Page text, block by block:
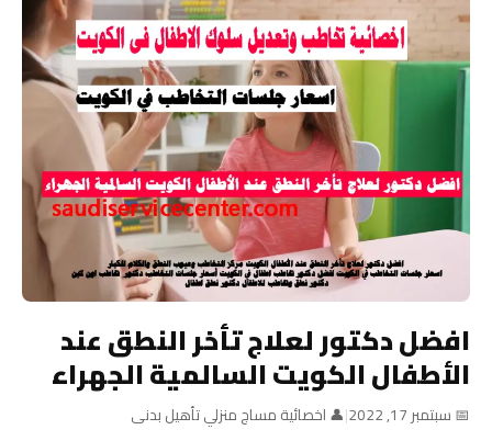
افضل دكتور لعلاج تأخر النطق عند
الأطفال الكويت السالمية الجهراء
📅 سبتمبر 17, 2022 |👤 اخصائية مساج منزلي تأهيل بدنى